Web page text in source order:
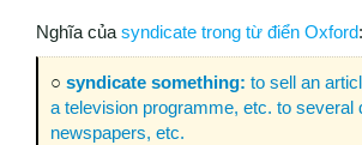
Nghĩa của syndicate trong từ điển Oxford:
○ syndicate something: to sell an
a television programme, etc. to several
newspapers, etc.